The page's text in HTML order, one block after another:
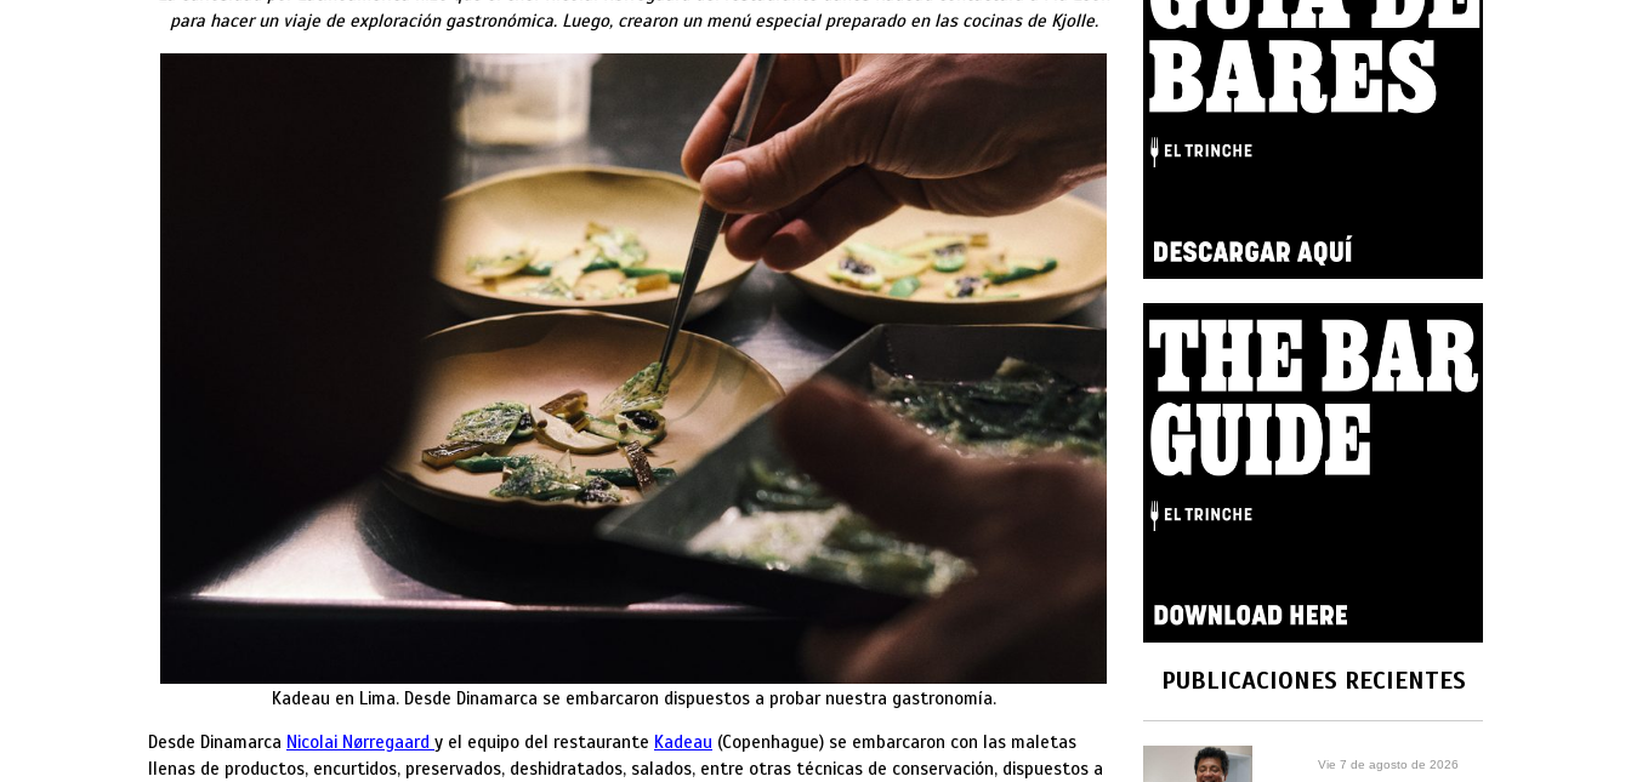
para hacer un viaje de exploración gastronómica. Luego, crearon un menú especial preparado en las cocinas de Kjolle.
Kadeau en Lima. Desde Dinamarca se embarcaron dispuestos a probar nuestra gastronomía.
Desde Dinamarca Nicolai Nørregaard y el equipo del restaurante Kadeau (Copenhague) se embarcaron con las maletas
llenas de productos, encurtidos, preservados, deshidratados, salados, entre otras técnicas de conservación, dispuestos a
PUBLICACIONES RECIENTES
Vie 7 de agosto de 2026